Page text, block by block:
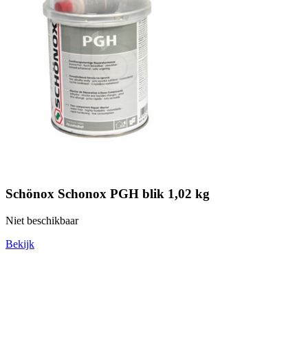
Schönox Schonox PGH blik 1,02 kg
Niet beschikbaar
Bekijk